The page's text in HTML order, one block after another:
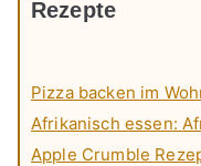
Rezepte
Pizza backen im
Afrikanisch essen:
Apple Crumble